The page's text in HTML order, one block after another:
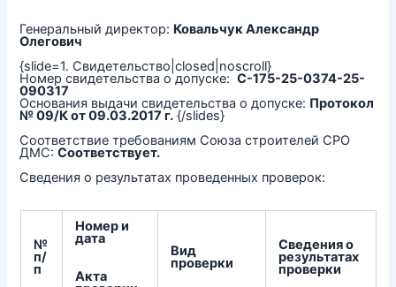
Генеральный директор: Ковальчук Александр
Олегович
{slide=1. Свидетельство|closed|noscroll}
Номер свидетельства о допуске:С-175-25-0374-25-
090317
Основания выдачи свидетельства о допуске: Протокол
№ 09/К от 09.03.2017 г. {/slides}
Соответствие требованиям Союза строителей СРО
ДМС:Соответствует.
Сведения о результатах проведенных проверок:
№
п/
п
Номер и
дата
Акта
Вид
проверки
Сведения о
результатах
проверки